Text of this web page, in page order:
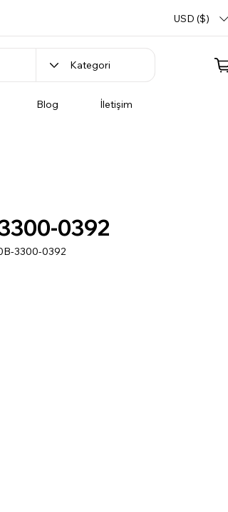
USD ($)
Blog İletişim
0392
3300-0392